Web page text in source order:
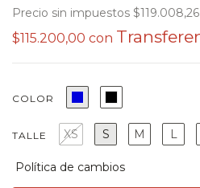
Precio sin impuestos $119.008,26
$115.200,00 con
COLOR
TALLE XS S M L